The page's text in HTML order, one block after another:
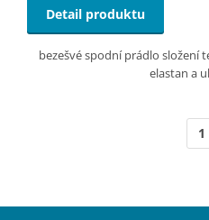
Detail produktu
bezešvé spodní prádlo
elastan a
1